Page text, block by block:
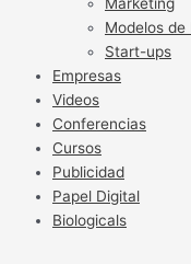
Modelos de
Start-ups
Empresas
Videos
Conferencias
Cursos
Publicidad
Papel Digital
Biologicals